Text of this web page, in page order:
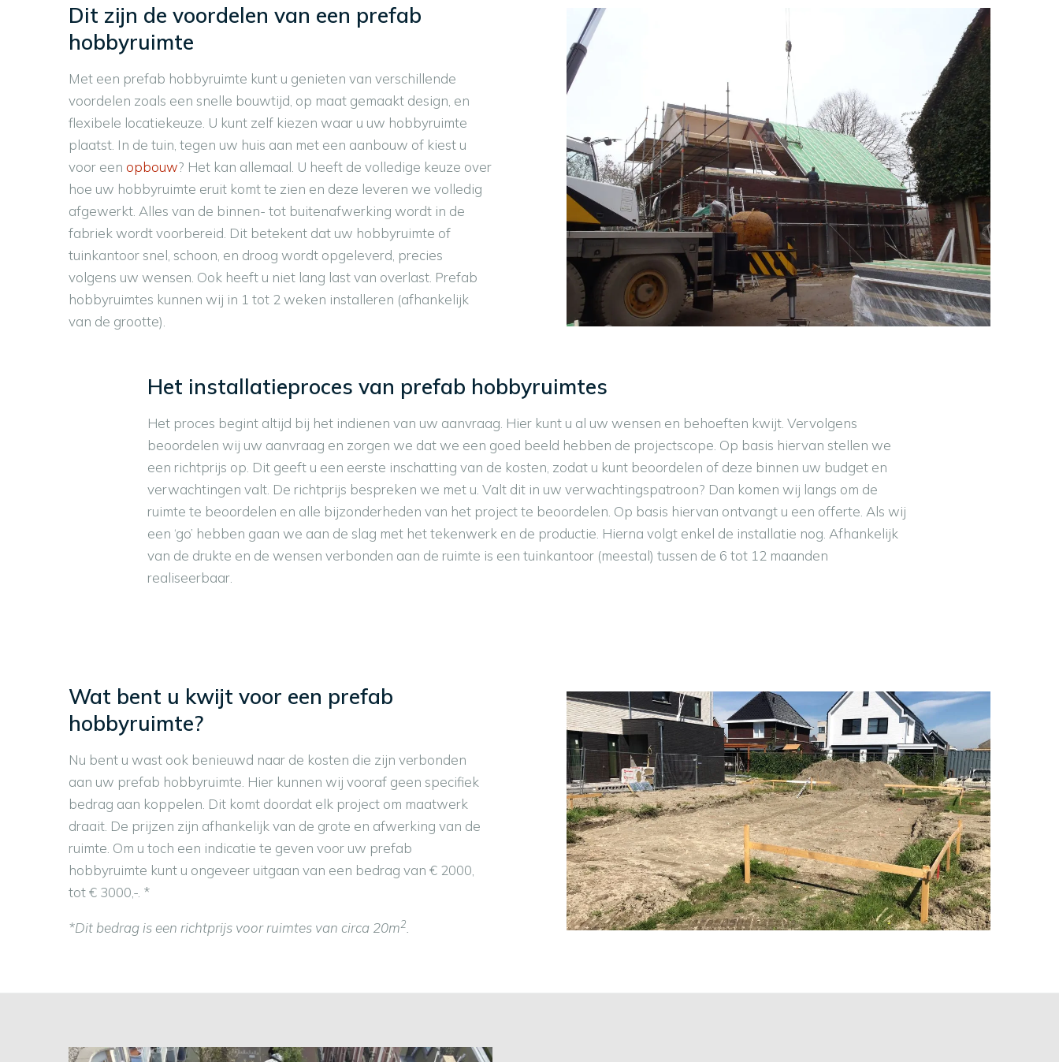
Dit zijn de voordelen van een prefab
hobbyruimte
Met een prefab hobbyruimte kunt u genieten van verschillende
voordelen zoals een snelle bouwtijd, op maat gemaakt design, en
flexibele locatiekeuze. U kunt zelf kiezen waar u uw hobbyruimte
plaatst. In de tuin, tegen uw huis aan met een aanbouw of kiest u
voor een opbouw? Het kan allemaal. U heeft de volledige keuze over
hoe uw hobbyruimte eruit komt te zien en deze leveren we volledig
afgewerkt. Alles van de binnen- tot buitenafwerking wordt in de
fabriek wordt voorbereid. Dit betekent dat uw hobbyruimte of
tuinkantoor snel, schoon, en droog wordt opgeleverd, precies
volgens uw wensen. Ook heeft u niet lang last van overlast. Prefab
hobbyruimtes kunnen wij in 1 tot 2 weken installeren (afhankelijk
van de grootte).
Het installatieproces van prefab hobbyruimtes
Het proces begint altijd bij het indienen van uw aanvraag. Hier kunt u al uw wensen en behoeften kwijt. Vervolgens
beoordelen wij uw aanvraag en zorgen we dat we een goed beeld hebben de projectscope. Op basis hiervan stellen we
een richtprijs op. Dit geeft u een eerste inschatting van de kosten, zodat u kunt beoordelen of deze binnen uw budget en
verwachtingen valt. De richtprijs bespreken we met u. Valt dit in uw verwachtingspatroon? Dan komen wij langs om de
ruimte te beoordelen en alle bijzonderheden van het project te beoordelen. Op basis hiervan ontvangt u een offerte. Als wij
een ‘go’ hebben gaan we aan de slag met het tekenwerk en de productie. Hierna volgt enkel de installatie nog. Afhankelijk
van de drukte en de wensen verbonden aan de ruimte is een tuinkantoor (meestal) tussen de 6 tot 12 maanden
realiseerbaar.
Wat bent u kwijt voor een prefab
hobbyruimte?
Nu bent u wast ook benieuwd naar de kosten die zijn verbonden
aan uw prefab hobbyruimte. Hier kunnen wij vooraf geen specifiek
bedrag aan koppelen. Dit komt doordat elk project om maatwerk
draait. De prijzen zijn afhankelijk van de grote en afwerking van de
ruimte. Om u toch een indicatie te geven voor uw prefab
hobbyruimte kunt u ongeveer uitgaan van een bedrag van € 2000,
tot € 3000,-. *
*Dit bedrag is een richtprijs voor ruimtes van circa 20m2